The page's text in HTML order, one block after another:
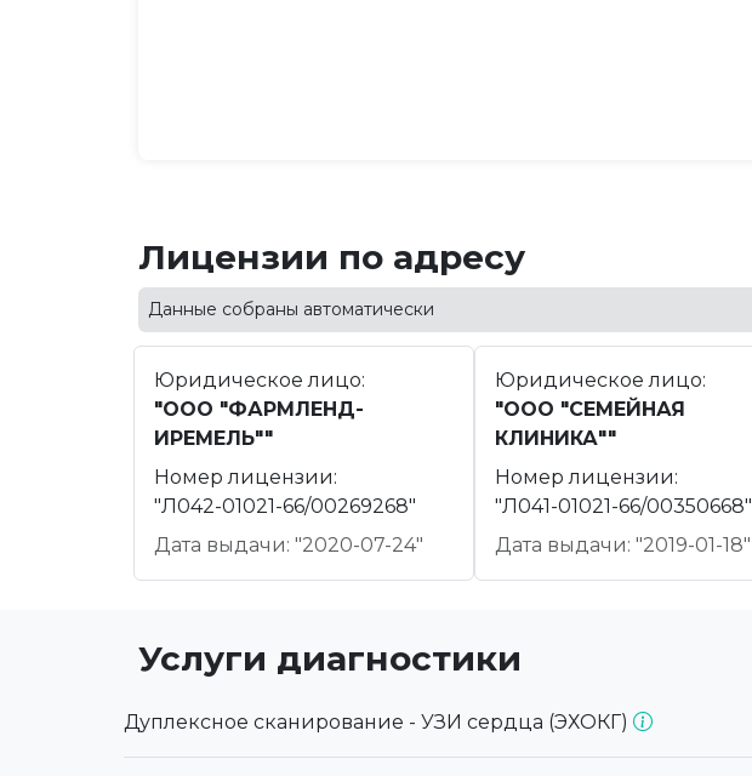
Лицензии по адресу
Данные собраны автоматически
Юридическое лицо:
"ООО "ФАРМЛЕНД-
ИРЕМЕЛЬ""
Номер лицензии:
"Л042-01021-66/00269268"
Дата выдачи: "2020-07-24"
Юридическое лицо:
"ООО "СЕМЕЙНАЯ
КЛИНИКА""
Номер лицензии:
"Л041-01021-66/00350668"
Дата выдачи: "2019-01-18"
Услуги диагностики
Дуплексное сканирование - УЗИ сердца (ЭХОКГ)